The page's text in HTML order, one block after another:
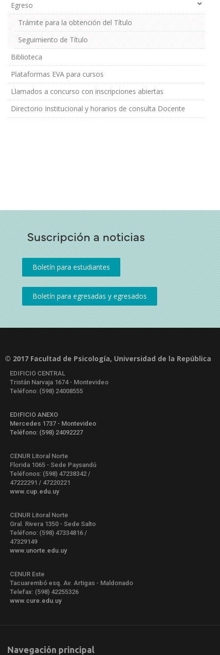
Egreso
Trámite para la obtención del Título
Seguimiento de Título
Biblioteca
Plataformas EVA para cursos
Llamados a concurso con inscripciones abiertas
Directorio Institucional y horarios de consulta Docente
Suscripción a noticias
© 2017 Facultad de Psicología, Universidad de la República
EDIFICIO CENTRAL
Tristán Narvaja 1674 - Montevideo
Teléfono: (598) 24008555
EDIFICIO ANEXO
Mercedes 1737 - Montevideo
Teléfono: (598) 24092227
CENUR Litoral Norte
Florida 1065 - Sede Paysandú
Teléfonos: (598) 47238342 /
47222291 / 47220221
www.cup.edu.uy
CENUR Litoral Norte
Gral. Rivera 1350 - Sede Salto
Teléfono: (598) 47334816 /
47329149
www.unorte.edu.uy
CENUR Este
Tacuarembó esq. Av. Artigas - Maldonado
Telefax: (598) 42255326
www.cure.edu.uy
Navegación principal